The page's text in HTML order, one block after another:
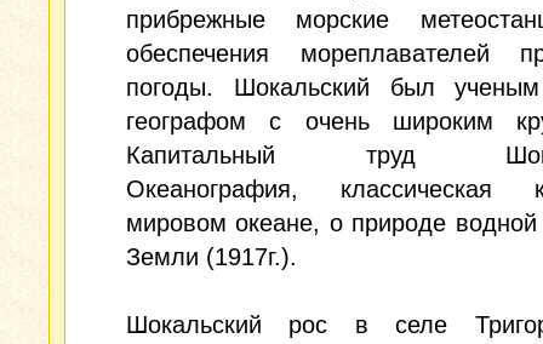
прибрежные морские
обеспечения мореплавателей
погоды. Шокальский был
географом с очень широким
Капитальный труд
Океанография, классическая
мировом океане, о природе водной
Земли (1917г.).
Шокальский рос в селе